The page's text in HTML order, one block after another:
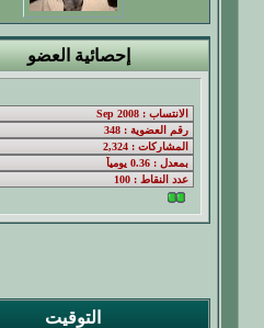
إحصائية العضو
التوقيت